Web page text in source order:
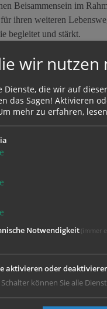
Beisammensein im
ihren weiteren
begleitet und stärkt.
Gastgebern aus
und die
wir allen anderen, die
wir nutzen
Dienste, die wir auf
das Sagen! Aktivieren
mehr zu erfahren,
Notwendigkeit (immer
aktivieren oder
können Sie alle